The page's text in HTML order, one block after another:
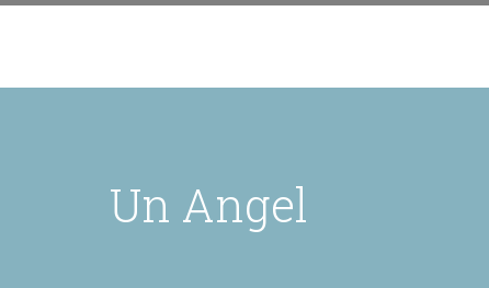
Un Angel